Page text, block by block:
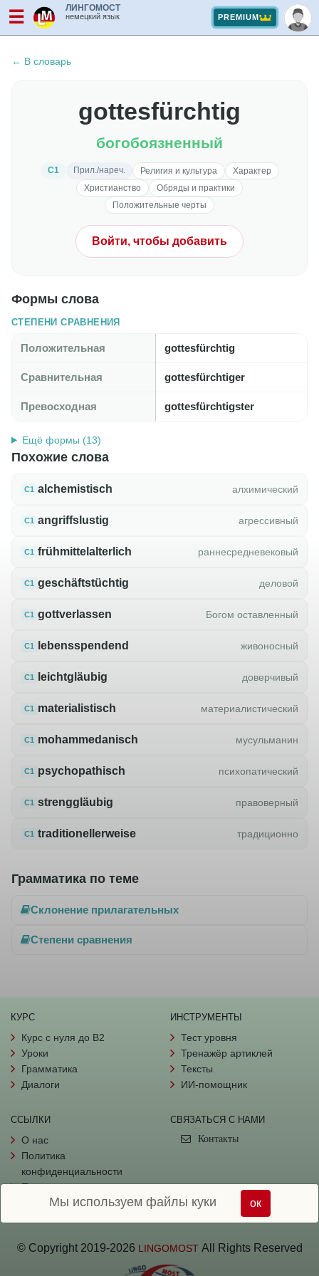
☰ ЛИНГОМОСТ
немецкий язык PREMIUM
← В словарь
gottesfürchtig
богобоязненный
C1 Прил./нареч. Религия и культура
Характер
Христианство
Обряды и практики
Положительные черты
Войти, чтобы добавить
Формы слова
СТЕПЕНИ СРАВНЕНИЯ
Положительная gottesfürchtig
Сравнительная gottesfürchtiger
Превосходная gottesfürchtigster
Ещё формы (13)
Похожие слова
C1 alchemistisch алхимический
C1 angriffslustig агрессивный
C1 frühmittelalterlich раннесредневековый
C1 geschäftstüchtig деловой
C1 gottverlassen Богом оставленный
C1 lebensspendend живоносный
C1 leichtgläubig доверчивый
C1 materialistisch материалистический
C1 mohammedanisch мусульманин
C1 psychopathisch психопатический
C1 strenggläubig правоверный
C1 traditionellerweise традиционно
Грамматика по теме
Склонение прилагательных
Степени сравнения
КУРС
Курс с нуля до B2
Уроки
Грамматика
Диалоги
ИНСТРУМЕНТЫ
Тест уровня
Тренажёр артиклей
Тексты
ИИ-помощник
ССЫЛКИ
О нас
Политика
конфиденциальности
Пользовательское
соглашение
СВЯЗАТЬСЯ С НАМИ
Контакты
© Copyright 2019-2026 LINGOMOST All Rights Reserved
Мы используем файлы куки ок